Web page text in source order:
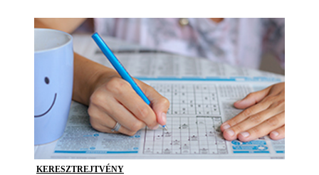
KERESZTREJTVÉNY